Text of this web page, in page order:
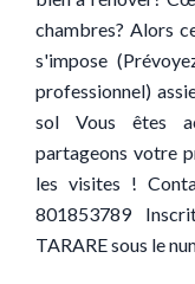
chambres? Alors
s'impose
professionnel)
sol Vous êtes
partageons votre
les visites !
801853789
TARARE sous le